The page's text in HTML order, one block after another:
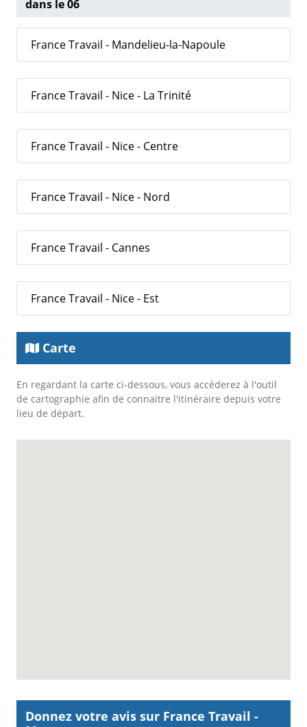
dans le 06
France Travail - Mandelieu-la-Napoule
France Travail - Nice - La Trinité
France Travail - Nice - Centre
France Travail - Nice - Nord
France Travail - Cannes
France Travail - Nice - Est
Carte
En regardant la carte ci-dessous, vous accéderez à l'outil
de cartographie afin de connaitre l'itinéraire depuis votre
lieu de départ.
Donnez votre avis sur France Travail -